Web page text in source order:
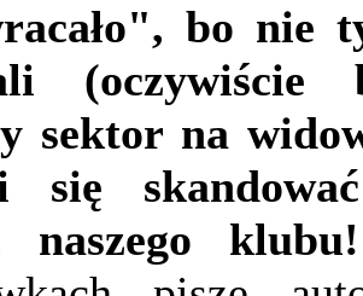
bo nie
(oczywiście
sektor na
się
naszego klubu!